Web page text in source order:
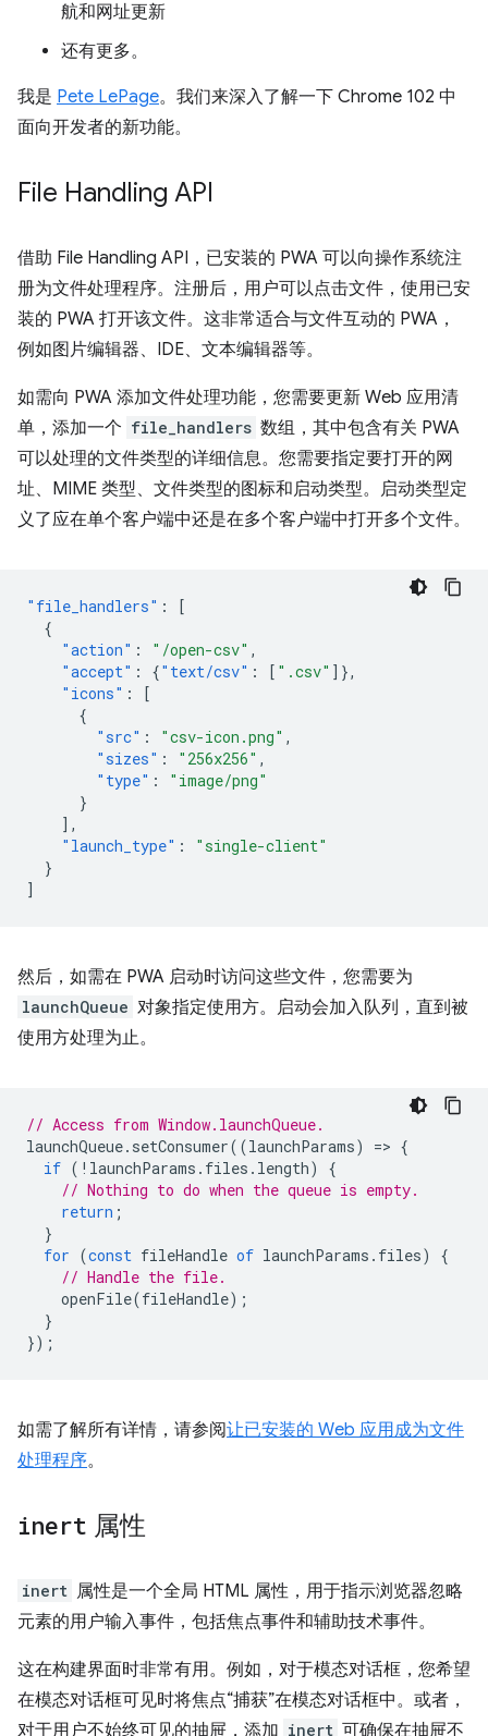
航和网址更新
还有更多。
我是 Pete LePage。我们来深入了解一下 Chrome 102 中
面向开发者的新功能。
File Handling API
借助 File Handling API，已安装的 PWA 可以向操作系统注
册为文件处理程序。注册后，用户可以点击文件，使用已安
装的 PWA 打开该文件。这非常适合与文件互动的 PWA，
例如图片编辑器、IDE、文本编辑器等。
如需向 PWA 添加文件处理功能，您需要更新 Web 应用清
单，添加一个 file_handlers 数组，其中包含有关 PWA
可以处理的文件类型的详细信息。您需要指定要打开的网
址、MIME 类型、文件类型的图标和启动类型。启动类型定
义了应在单个客户端中还是在多个客户端中打开多个文件。
"file_handlers" :
[
{
"action" : "/open-csv" ,
"accept" : {"text/csv" : [ ".csv" ]},
"icons" :
[
{
"src" : "csv-icon.png" ,
"sizes" : "256x256" ,
"type" :
"image/png"
}
],
"launch_type" :
"single-client"
}
]
然后，如需在 PWA 启动时访问这些文件，您需要为
launchQueue 对象指定使用方。启动会加入队列，直到被
使用方处理为止。
// Access from Window.launchQueue.
launchQueue. setConsumer((launchParams) => {
if ( ! launchParams . files . length)
{
// Nothing to do when the queue is empty.
return ;
}
for (const fileHandle of launchParams . files)
{
// Handle the file.
openFile(fileHandle);
}
});
如需了解所有详情，请参阅让已安装的 Web 应用成为文件
处理程序。
inert 属性
inert 属性是一个全局 HTML 属性，用于指示浏览器忽略
元素的用户输入事件，包括焦点事件和辅助技术事件。
这在构建界面时非常有用。例如，对于模态对话框，您希望
在模态对话框可见时将焦点“捕获”在模态对话框中。或者，
对于用户不始终可见的抽屉，添加 inert 可确保在抽屉不